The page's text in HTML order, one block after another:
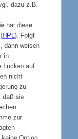
dazu z.B.
hat diese
HPL ). Folgt
dann weisen
in
Lücken auf.
nicht
zu
daß sie
zur
Option.